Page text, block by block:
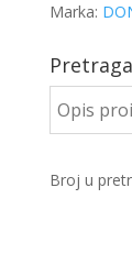
Marka:
Broj u